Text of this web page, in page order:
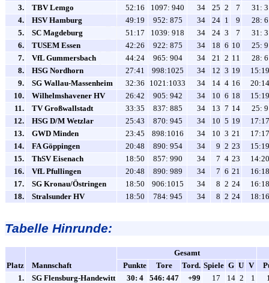
3.
TBV Lemgo 52:16 1097: 940 34 25 2 7
31: 3
4.
HSV Hamburg 49:19 952: 875 34 24 1 9
28: 6
5.
SC Magdeburg 51:17 1039: 918 34 24 3 7
31: 3
6.
TUSEM Essen 42:26 922: 875 34 18 6 10
25: 9
7.
VfL Gummersbach 44:24 965: 904 34 21 2 11
28: 6
8.
HSG Nordhorn 27:41 998:1025 34 12 3 19
15:19
9.
SG Wallau-Massenheim 32:36 1021:1033 34 14 4 16
20:14
10.
Wilhelmshavener HV 26:42 905: 942 34 10 6 18
15:19
11.
TV Großwallstadt 33:35 837: 885 34 13 7 14
25: 9
12.
HSG D/M Wetzlar 25:43 870: 945 34 10 5 19
17:17
13.
GWD Minden 23:45 898:1016 34 10 3 21
17:17
14.
FA Göppingen 20:48 890: 954 34 9 2 23
15:19
15.
ThSV Eisenach 18:50 857: 990 34 7 4 23
14:20
16.
VfL Pfullingen 20:48 890: 989 34 7 6 21
16:18
17.
SG Kronau/Östringen 18:50 906:1015 34 8 2 24
16:18
18.
Stralsunder HV 18:50 784: 945 34 8 2 24 18:16
Tabelle Hinrunde:
Platz Mannschaft
Gesamt
Punkte
Tore Tord. Spiele G U V
1.
SG Flensburg-Handewitt 30: 4 546: 447 +99 17 14 2 1